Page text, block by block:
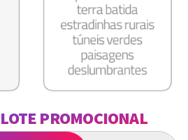
PROMOCIONAL